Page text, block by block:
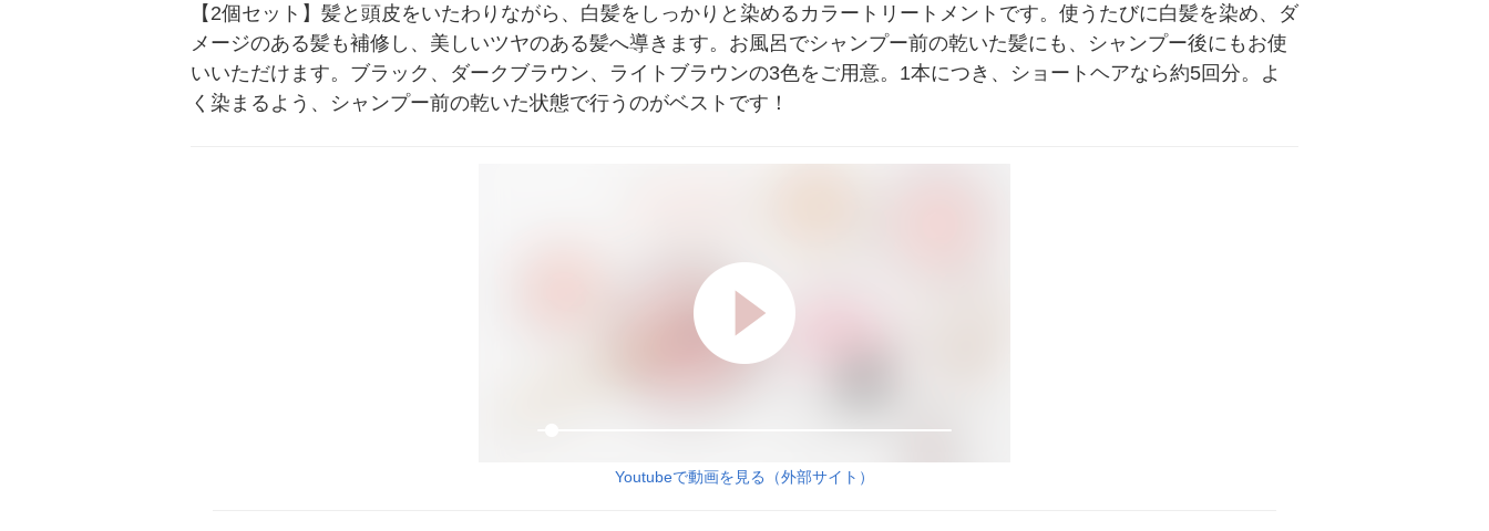
【2個セット】髪と頭皮をいたわりながら、白髪をしっかりと染めるカラートリートメントです。使うたびに白髪を染め、ダ
メージのある髪も補修し、美しいツヤのある髪へ導きます。お風呂でシャンプー前の乾いた髪にも、シャンプー後にもお使
いいただけます。ブラック、ダークブラウン、ライトブラウンの3色をご用意。1本につき、ショートヘアなら約5回分。よ
く染まるよう、シャンプー前の乾いた状態で行うのがベストです！
Youtubeで動画を見る（外部サイト）